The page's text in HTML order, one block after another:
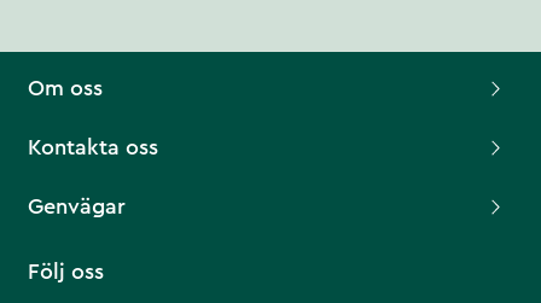
Om oss
Kontakta oss
Genvägar
Följ oss